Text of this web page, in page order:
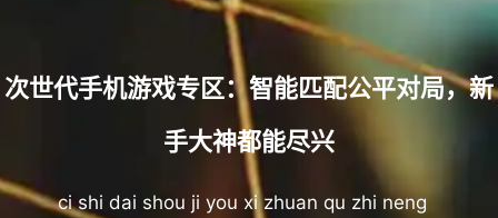
次世代手机游戏专区：智能匹配公平对局，新
手大神都能尽兴
ci shi dai shou ji you xi zhuan qu zhi neng